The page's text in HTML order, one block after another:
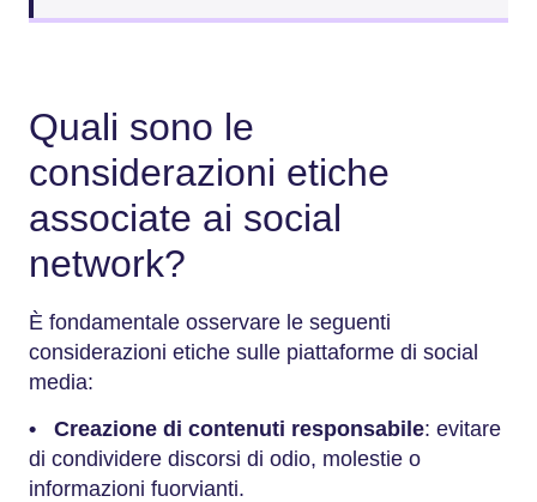
Quali sono le
considerazioni etiche
associate ai social
network?
È fondamentale osservare le seguenti
considerazioni etiche sulle piattaforme di social
media:
•
Creazione di contenuti responsabile: evitare
di condividere discorsi di odio, molestie o
informazioni fuorvianti.